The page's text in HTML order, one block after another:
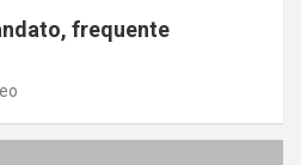
frequente